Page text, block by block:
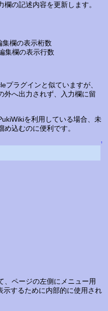
の記述内容を更新します。
欄の表示桁数
集欄の表示行数
プラグインと似ていますが、
外へ出力されず、入力欄に留
を利用している場合、未
込むのに便利です。
↑
、ページの左側にメニュー用
示するために内部的に使用され